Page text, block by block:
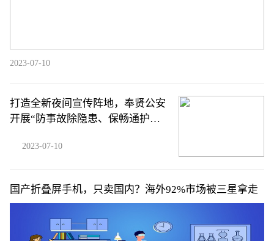
2023-07-10
打造全新夜间宣传阵地，奉贤公安
开展“防事故除隐患、保畅通护贤
2023-07-10
国产折叠屏手机，只卖国内？海外92%市场被三星拿走